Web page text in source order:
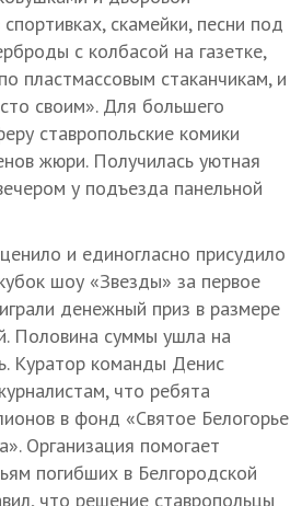
скамейки, песни под
с колбасой на газетке,
пластмассовым стаканчикам, и
своим». Для большего
ставропольские комики
жюри. Получилась уютная
у подъезда панельной
и единогласно присудило
шоу «Звезды» за первое
денежный приз в размере
Половина суммы ушла на
Куратор команды Денис
что ребята
в фонд «Святое Белогорье
Организация помогает
погибших в Белгородской
что решение ставропольцы